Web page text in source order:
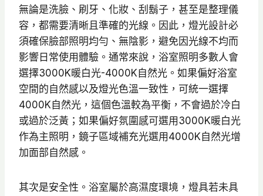
無論是洗臉、刷牙、化妝、刮鬍子，甚至是整理儀
容，都需要清晰且準確的光線。因此，燈光設計必
須確保臉部照明均勻、無陰影，避免因光線不均而
影響日常使用體驗。通常來說，浴室照明多數人會
選擇3000K暖白光-4000K自然光。如果偏好浴室
空間的自然感以及燈光色溫一致性，可統一選擇
4000K自然光，這個色溫較為平衡，不會過於冷白
或過於泛黃；如果偏好氛圍感可選用3000K暖白光
作為主照明，鏡子區域補充光選用4000K自然光增
加面部自然感。
其次是安全性。浴室屬於高濕度環境，燈具若未具